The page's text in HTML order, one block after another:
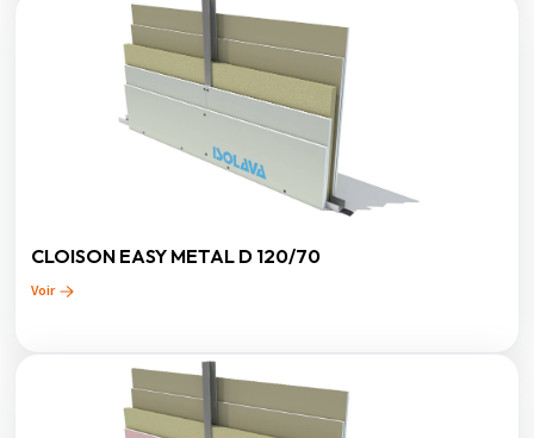
CLOISON EASY METAL D 120/70
Voir